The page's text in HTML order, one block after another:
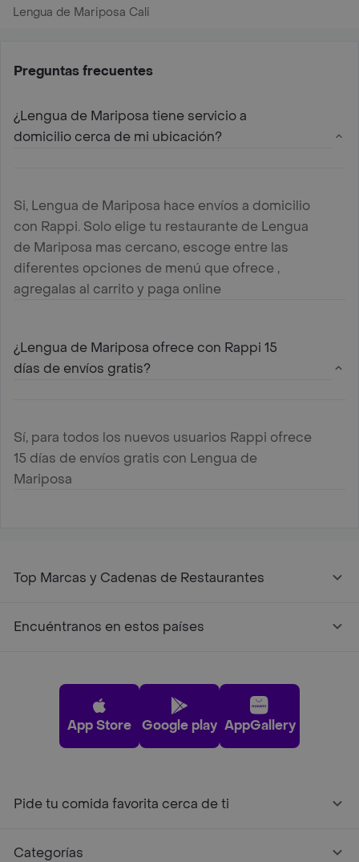
Lengua de Mariposa Cali
Preguntas frecuentes
¿Lengua de Mariposa tiene servicio a
domicilio cerca de mi ubicación?
Si, Lengua de Mariposa hace envíos a domicilio
con Rappi. Solo elige tu restaurante de Lengua
de Mariposa mas cercano, escoge entre las
diferentes opciones de menú que ofrece ,
agregalas al carrito y paga online
¿Lengua de Mariposa ofrece con Rappi 15
días de envíos gratis?
Sí, para todos los nuevos usuarios Rappi ofrece
15 días de envíos gratis con Lengua de
Mariposa
Top Marcas y Cadenas de Restaurantes
Encuéntranos en estos países
App Store Google play AppGallery
Pide tu comida favorita cerca de ti
Categorías